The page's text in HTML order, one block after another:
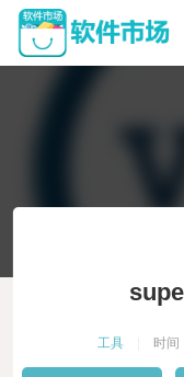
工具 时间